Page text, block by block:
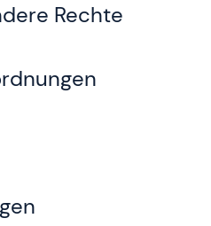
Rechte